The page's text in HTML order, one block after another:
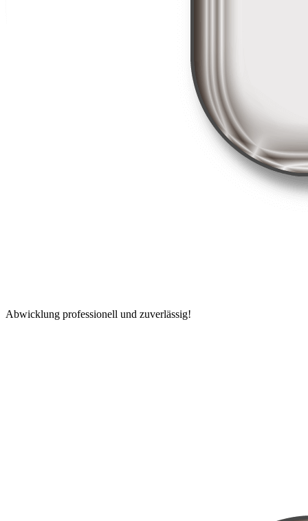
Abwicklung professionell und zuverlässig!